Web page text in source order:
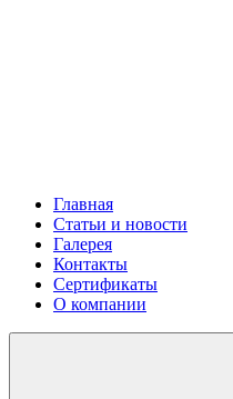
Главная
Статьи и новости
Галерея
Контакты
Сертификаты
О компании